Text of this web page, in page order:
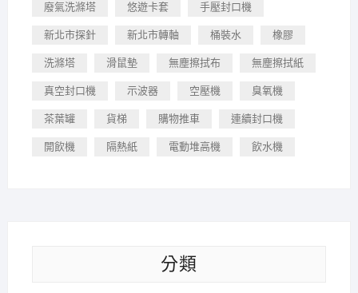
廢氣洗滌塔 悠遊卡套 手壓封口機
新北市探針 新北市轉軸 桶裝水 橡膠
洗滌塔 滑鼠墊 無塵擦拭布 無塵擦拭紙
真空封口機 示波器 空壓機 臭氧機
茶葉罐 貨梯 購物推車 連續封口機
開飲機 隔熱紙 電動堆高機 飲水機
分類